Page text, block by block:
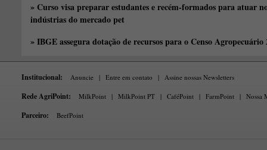
» Curso visa preparar estudantes e recém-formados para atuar
indústrias do mercado pet
» IBGE assegura dotação de recursos para o Censo Agropecuário
Institucional: Anuncie | Entre em contato | Assine nossas Newsletters
Rede AgriPoint: MilkPoint | MilkPoint PT | CaféPoint | FarmPoint | Nossa
Parceiro: BeefPoint